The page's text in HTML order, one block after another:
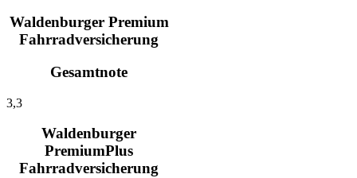
Waldenburger Premium
Fahrradversicherung
Gesamtnote
3,3
Waldenburger
PremiumPlus
Fahrradversicherung